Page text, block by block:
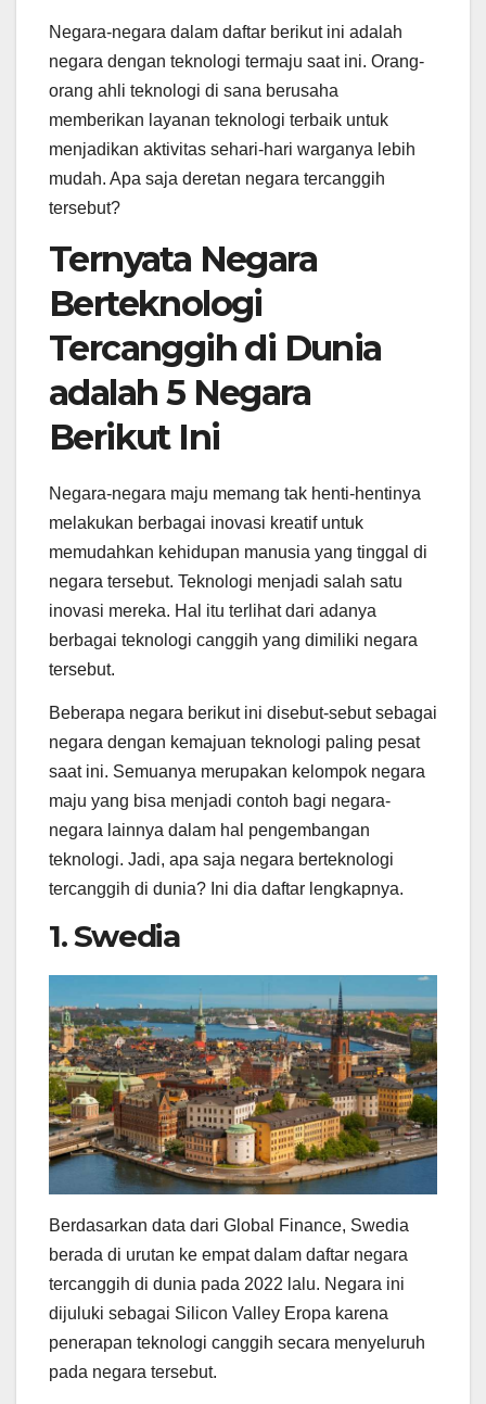
Negara-negara dalam daftar berikut ini adalah
negara dengan teknologi termaju saat ini. Orang-
orang ahli teknologi di sana berusaha
memberikan layanan teknologi terbaik untuk
menjadikan aktivitas sehari-hari warganya lebih
mudah. Apa saja deretan negara tercanggih
tersebut?
Ternyata Negara
Berteknologi
Tercanggih di Dunia
adalah 5 Negara
Berikut Ini
Negara-negara maju memang tak henti-hentinya
melakukan berbagai inovasi kreatif untuk
memudahkan kehidupan manusia yang tinggal di
negara tersebut. Teknologi menjadi salah satu
inovasi mereka. Hal itu terlihat dari adanya
berbagai teknologi canggih yang dimiliki negara
tersebut.
Beberapa negara berikut ini disebut-sebut sebagai
negara dengan kemajuan teknologi paling pesat
saat ini. Semuanya merupakan kelompok negara
maju yang bisa menjadi contoh bagi negara-
negara lainnya dalam hal pengembangan
teknologi. Jadi, apa saja negara berteknologi
tercanggih di dunia? Ini dia daftar lengkapnya.
1. Swedia
Berdasarkan data dari Global Finance, Swedia
berada di urutan ke empat dalam daftar negara
tercanggih di dunia pada 2022 lalu. Negara ini
dijuluki sebagai Silicon Valley Eropa karena
penerapan teknologi canggih secara menyeluruh
pada negara tersebut.